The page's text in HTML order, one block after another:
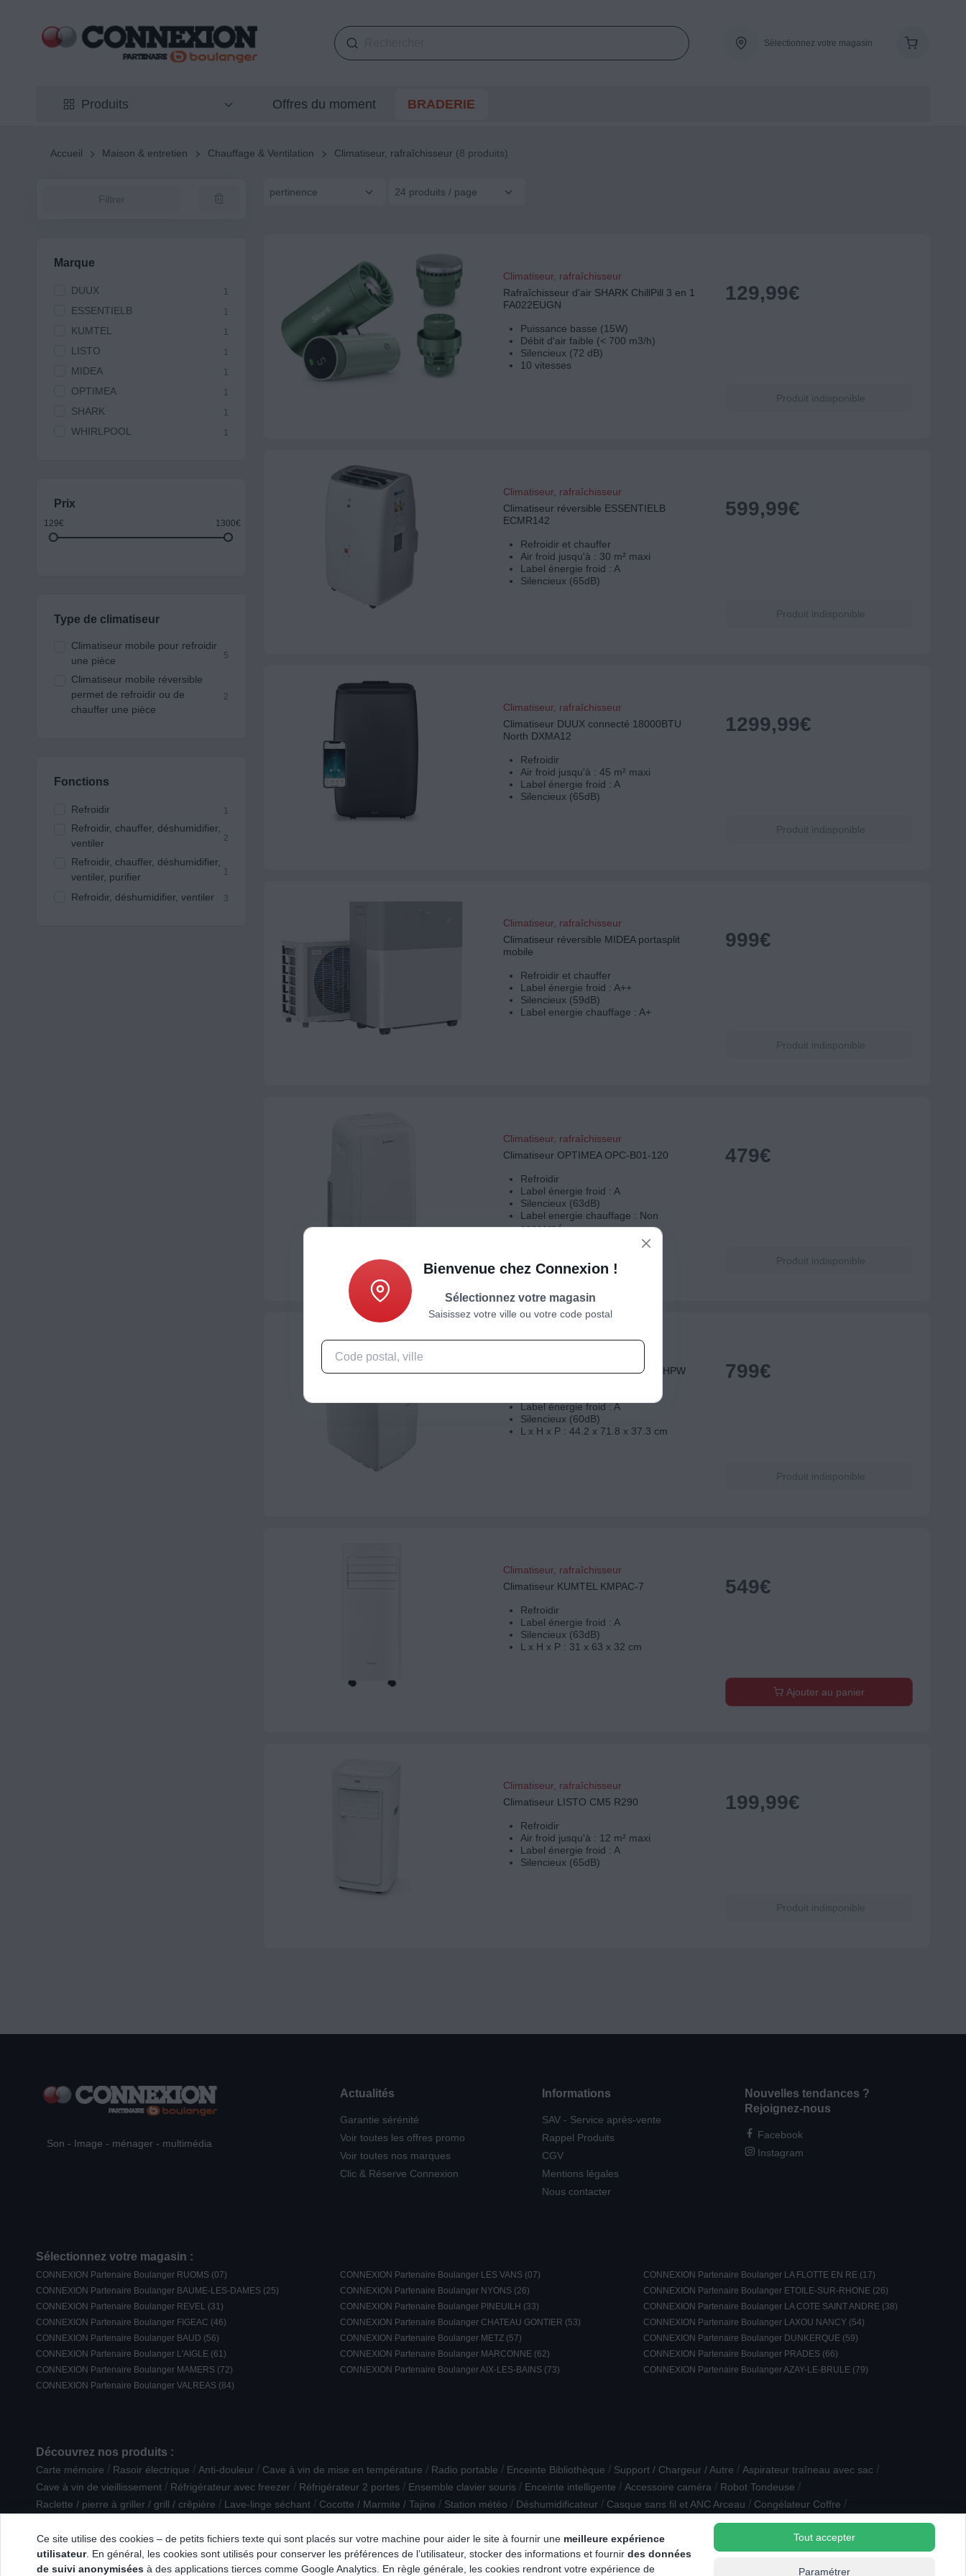
Sélectionnez votre magasin
Produits Offres du moment BRADERIE
Accueil Maison & entretien Chauffage & Ventilation Climatiseur, rafraîchisseur (8 produits)
Filtrer
Marque
DUUX 1
ESSENTIELB 1
KUMTEL 1
LISTO 1
MIDEA 1
OPTIMEA 1
SHARK 1
WHIRLPOOL 1
Prix
129€ 1300€
Type de climatiseur
Climatiseur mobile pour refroidir
une pièce
5
Climatiseur mobile réversible
permet de refroidir ou de
chauffer une pièce
2
Fonctions
Refroidir 1
Refroidir, chauffer, déshumidifier,
ventiler
2
Refroidir, chauffer, déshumidifier,
ventiler, purifier
1
Refroidir, déshumidifier, ventiler 3
pertinence 24 produits / page
Climatiseur, rafraîchisseur
Rafraîchisseur d'air SHARK ChillPill 3 en 1
FA022EUGN
Puissance basse (15W)
Débit d'air faible (< 700 m3/h)
Silencieux (72 dB)
10 vitesses
129,99€
Produit indisponible
Climatiseur, rafraîchisseur
Climatiseur réversible ESSENTIELB
ECMR142
Refroidir et chauffer
Air froid jusqu'à : 30 m² maxi
Label énergie froid : A
Silencieux (65dB)
599,99€
Produit indisponible
Climatiseur, rafraîchisseur
Climatiseur DUUX connecté 18000BTU
North DXMA12
Refroidir
Air froid jusqu'à : 45 m² maxi
Label énergie froid : A
Silencieux (65dB)
1299,99€
Produit indisponible
Climatiseur, rafraîchisseur
Climatiseur réversible MIDEA portasplit
mobile
Refroidir et chauffer
Label énergie froid : A++
Silencieux (59dB)
Label energie chauffage : A+
999€
Produit indisponible
Climatiseur, rafraîchisseur
Climatiseur OPTIMEA OPC-B01-120
Refroidir
Label énergie froid : A
Silencieux (63dB)
Label energie chauffage : Non
concerné
479€
Produit indisponible
Climatiseur WHIRLPOOL PACF212HPW
Label énergie froid : A
Silencieux (60dB)
L x H x P : 44.2 x 71.8 x 37.3 cm
799€
Produit indisponible
Climatiseur, rafraîchisseur
Climatiseur KUMTEL KMPAC-7
Refroidir
Label énergie froid : A
Silencieux (63dB)
L x H x P : 31 x 63 x 32 cm
549€
Ajouter au panier
Climatiseur, rafraîchisseur
Climatiseur LISTO CM5 R290
Refroidir
Air froid jusqu'à : 12 m² maxi
Label énergie froid : A
Silencieux (65dB)
199,99€
Produit indisponible
Ce site utilise des cookies – de petits fichiers texte qui sont placés sur votre machine pour aider le site à fournir une meilleure expérience
utilisateur. En général, les cookies sont utilisés pour conserver les préférences de l’utilisateur, stocker des informations et fournir des données
de suivi anonymiséesà des applications tierces comme Google Analytics. En règle générale, les cookies rendront votre expérience de
Tout accepter
Paramétrer
Son - Image - ménager - multimédia
Actualités
Garantie sérénité
Voir toutes les offres promo
Voir toutes nos marques
Clic & Réserve Connexion
Informations
SAV - Service après-vente
Rappel Produits
CGV
Mentions légales
Nous contacter
Nouvelles tendances ?
Rejoignez-nous
Facebook
Instagram
Sélectionnez votre magasin :
CONNEXION Partenaire Boulanger RUOMS (07) CONNEXION Partenaire Boulanger LES VANS (07)
CONNEXION Partenaire Boulanger LA FLOTTE EN RE (17)
CONNEXION Partenaire Boulanger BAUME-LES-DAMES (25)
CONNEXION Partenaire Boulanger NYONS (26)
CONNEXION Partenaire Boulanger ETOILE-SUR-RHONE (26)
CONNEXION Partenaire Boulanger REVEL (31)
CONNEXION Partenaire Boulanger PINEUILH (33)
CONNEXION Partenaire Boulanger LA COTE SAINT ANDRE (38)
CONNEXION Partenaire Boulanger FIGEAC (46)
CONNEXION Partenaire Boulanger CHATEAU GONTIER (53)
CONNEXION Partenaire Boulanger LAXOU NANCY (54)
CONNEXION Partenaire Boulanger BAUD (56)
CONNEXION Partenaire Boulanger METZ (57)
CONNEXION Partenaire Boulanger DUNKERQUE (59)
CONNEXION Partenaire Boulanger L'AIGLE (61)
CONNEXION Partenaire Boulanger MARCONNE (62)
CONNEXION Partenaire Boulanger PRADES (66)
CONNEXION Partenaire Boulanger MAMERS (72)
CONNEXION Partenaire Boulanger AIX-LES-BAINS (73)
CONNEXION Partenaire Boulanger AZAY-LE-BRULE (79)
CONNEXION Partenaire Boulanger VALREAS (84)
Découvrez nos produits :
Carte mémoire / Rasoir électrique / Anti-douleur / Cave à vin de mise en température / Radio portable / Enceinte Bibliothèque / Support / Chargeur / Autre / Aspirateur traîneau avec sac /
Cave à vin de vieillissement / Réfrigérateur avec freezer / Réfrigérateur 2 portes / Ensemble clavier souris / Enceinte intelligente / Accessoire caméra / Robot Tondeuse /
Raclette / pierre à griller / grill / crêpière / Lave-linge séchant / Cocotte / Marmite / Tajine / Station météo / Déshumidificateur / Casque sans fil et ANC Arceau / Congélateur Coffre /
Bienvenue chez Connexion !
Sélectionnez votre magasin
Saisissez votre ville ou votre code postal